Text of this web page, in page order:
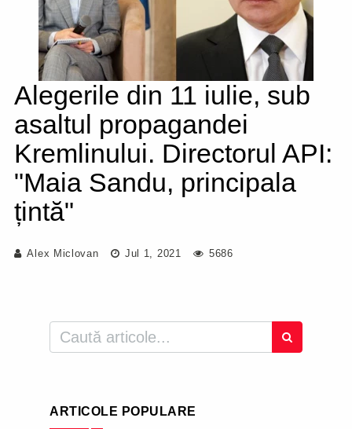
Alegerile din 11 iulie, sub
asaltul propagandei
Kremlinului. Directorul API:
"Maia Sandu, principala
țintă"
Alex Miclovan Jul 1, 2021 5686
ARTICOLE POPULARE